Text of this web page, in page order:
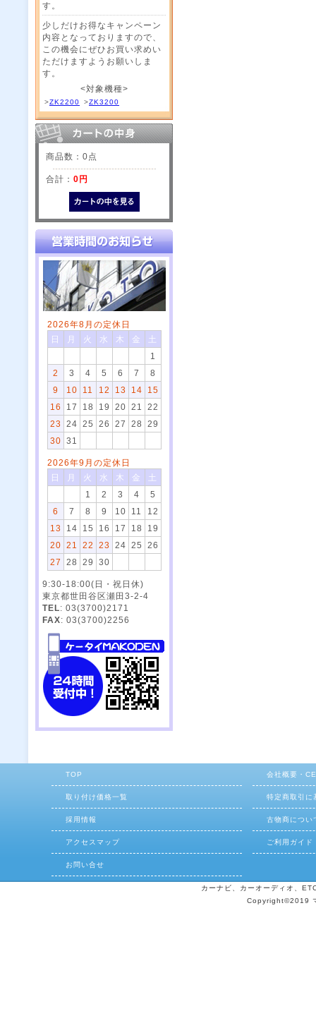
す。
少しだけお得なキャンペーン
内容となっておりますので、
この機会にぜひお買い求めい
ただけますようお願いしま
す。
<対象機種>
>ZK2200 >ZK3200
商品数：0点
合計： 0円
2026年8月の定休日
日
月 火 水 木 金
土
1
2
3 4 5 6 7
8
9
10 11 12 13 14
15
16
17 18 19 20 21
22
23
24 25 26 27 28
29
30
31
2026年9月の定休日
日
月 火 水 木 金
土
1
2 3 4
5
6
7 8 9 10 11
12
13
14 15 16 17 18
19
20
21 22 23 24 25
26
27
28 29 30
9:30-18:00(日・祝日休)
東京都世田谷区瀬田3-2-4
TEL: 03(3700)2171
FAX: 03(3700)2256
TOP 会社概要・
取り付け価格一覧 特定商取引に
採用情報 古物商につい
アクセスマップ ご利用ガイド
お問い合せ
カーナビ、カーオーディオ、
Copyright©2019